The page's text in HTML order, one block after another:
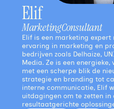
Elif
MarketingConsultant
Elif is een marketing
ervaring in marketing en
bedrijven zoals Delhaize,
Media. Ze is een
met een scherpe blik de
strategie en branding tot
interne communicatie, Elif
uitdagingen om te zetten in
resultaatgerichte